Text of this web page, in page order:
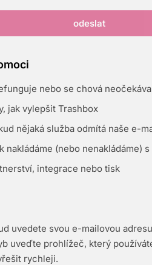
odeslat
nebo se chová
jak vylepšit Trashbox
nějaká služba odmítá naše e-
(nebo nenakládáme) s
integrace nebo tisk
uvedete svou e-mailovou
uveďte prohlížeč, který
rychleji.